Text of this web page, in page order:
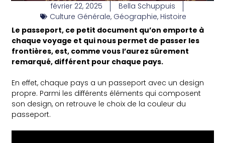
février 22, 2025
Bella Schuppuis
Culture Générale, Géographie, Histoire
Le passeport, ce petit document qu’on emporte à
chaque voyage et qui nous permet de passer les
frontières, est, comme vous l’aurez sûrement
remarqué, différent pour chaque pays.
En effet, chaque pays a un passeport avec un design
propre. Parmi les différents éléments qui composent
son design, on retrouve le choix de la couleur du
passeport.